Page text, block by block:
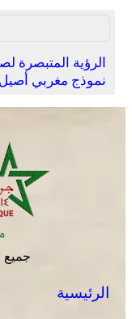
الرؤية المتبصرة
نموذج مغربي
جميع
الرئيسية